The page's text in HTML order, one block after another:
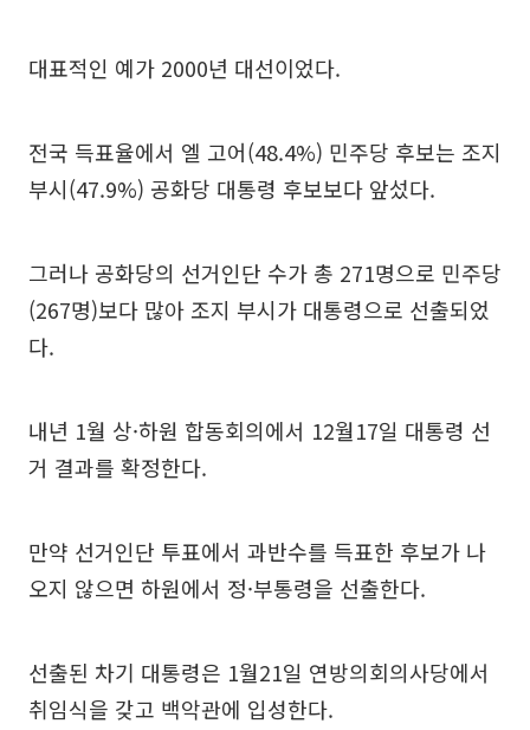
대표적인 예가 2000년 대선이었다.
전국 득표율에서 엘 고어(48.4%) 민주당 후보는 조지
부시(47.9%) 공화당 대통령 후보보다 앞섰다.
그러나 공화당의 선거인단 수가 총 271명으로 민주당
(267명)보다 많아 조지 부시가 대통령으로 선출되었
다.
내년 1월 상·하원 합동회의에서 12월17일 대통령 선
거 결과를 확정한다.
만약 선거인단 투표에서 과반수를 득표한 후보가 나
오지 않으면 하원에서 정·부통령을 선출한다.
선출된 차기 대통령은 1월21일 연방의회의사당에서
취임식을 갖고 백악관에 입성한다.